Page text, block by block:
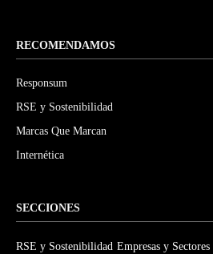
RECOMENDAMOS
Responsum
RSE y Sostenibilidad
Marcas Que Marcan
Internética
SECCIONES
RSE y Sostenibilidad Empresas y Sectores